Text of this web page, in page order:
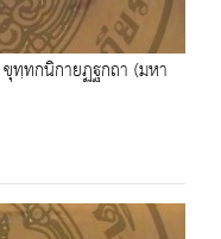
ทฺทกนิกายฏฐกถา (มหา